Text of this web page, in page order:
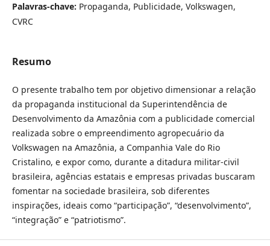
Palavras-chave: Propaganda, Publicidade, Volkswagen,
CVRC
Resumo
O presente trabalho tem por objetivo dimensionar a relação
da propaganda institucional da Superintendência de
Desenvolvimento da Amazônia com a publicidade comercial
realizada sobre o empreendimento agropecuário da
Volkswagen na Amazônia, a Companhia Vale do Rio
Cristalino, e expor como, durante a ditadura militar-civil
brasileira, agências estatais e empresas privadas buscaram
fomentar na sociedade brasileira, sob diferentes
inspirações, ideais como “participação”, “desenvolvimento”,
“integração” e “patriotismo”.